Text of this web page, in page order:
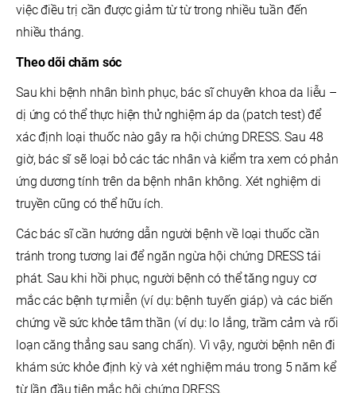
việc điều trị cần được giảm từ từ trong nhiều tuần đến
nhiều tháng.
Theo dõi chăm sóc
Sau khi bệnh nhân bình phục, bác sĩ chuyên khoa da liễu –
dị ứng có thể thực hiện thử nghiệm áp da (patch test) để
xác định loại thuốc nào gây ra hội chứng DRESS. Sau 48
giờ, bác sĩ sẽ loại bỏ các tác nhân và kiểm tra xem có phản
ứng dương tính trên da bệnh nhân không. Xét nghiệm di
truyền cũng có thể hữu ích.
Các bác sĩ cần hướng dẫn người bệnh về loại thuốc cần
tránh trong tương lai để ngăn ngừa hội chứng DRESS tái
phát. Sau khi hồi phục, người bệnh có thể tăng nguy cơ
mắc các bệnh tự miễn (ví dụ: bệnh tuyến giáp) và các biến
chứng về sức khỏe tâm thần (ví dụ: lo lắng, trầm cảm và rối
loạn căng thẳng sau sang chấn). Vì vậy, người bệnh nên đi
khám sức khỏe định kỳ và xét nghiệm máu trong 5 năm kể
từ lần đầu tiên mắc hội chứng DRESS.